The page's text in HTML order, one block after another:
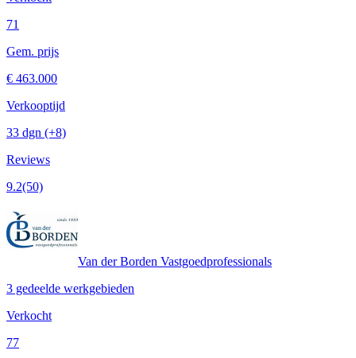
71
Gem. prijs
€ 463.000
Verkooptijd
33 dgn (+8)
Reviews
9.2(50)
Van der Borden Vastgoedprofessionals
3 gedeelde werkgebieden
Verkocht
77